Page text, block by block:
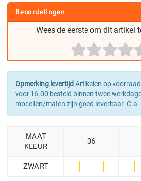
Beoordelingen
Wees de eerste om dit artikel
Opmerking levertijd Artikelen op
voor 16.00 besteld binnen twee
modellen/maten zijn goed leverbaar. C.a.
MAAT
KLEUR
36
ZWART